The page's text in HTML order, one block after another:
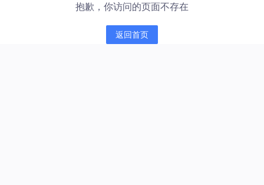
抱歉，你访问的页面不存在
返回首页